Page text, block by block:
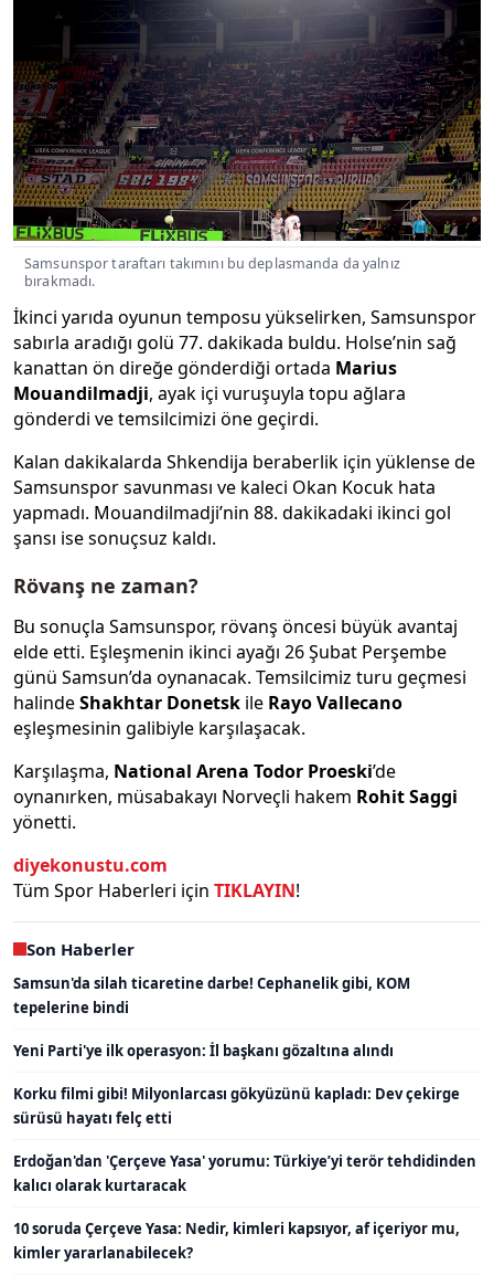
Samsunspor taraftarı takımını bu deplasmanda da yalnız
bırakmadı.
İkinci yarıda oyunun temposu yükselirken, Samsunspor
sabırla aradığı golü 77. dakikada buldu. Holse’nin sağ
kanattan ön direğe gönderdiği ortada Marius
Mouandilmadji, ayak içi vuruşuyla topu ağlara
gönderdi ve temsilcimizi öne geçirdi.
Kalan dakikalarda Shkendija beraberlik için yüklense de
Samsunspor savunması ve kaleci Okan Kocuk hata
yapmadı. Mouandilmadji’nin 88. dakikadaki ikinci gol
şansı ise sonuçsuz kaldı.
Rövanş ne zaman?
Bu sonuçla Samsunspor, rövanş öncesi büyük avantaj
elde etti. Eşleşmenin ikinci ayağı 26 Şubat Perşembe
günü Samsun’da oynanacak. Temsilcimiz turu geçmesi
halindeShakhtar Donetsk ile Rayo Vallecano
eşleşmesinin galibiyle karşılaşacak.
Karşılaşma, National Arena Todor Proeski’de
oynanırken, müsabakayı Norveçli hakem Rohit Saggi
yönetti.
diyekonustu.com
Tüm Spor Haberleri için TIKLAYIN!
Son Haberler
Samsun'da silah ticaretine darbe! Cephanelik gibi, KOM
tepelerine bindi
Yeni Parti'ye ilk operasyon: İl başkanı gözaltına alındı
Korku filmi gibi! Milyonlarcası gökyüzünü kapladı: Dev çekirge
sürüsü hayatı felç etti
Erdoğan'dan 'Çerçeve Yasa' yorumu: Türkiye’yi terör tehdidinden
kalıcı olarak kurtaracak
10 soruda Çerçeve Yasa: Nedir, kimleri kapsıyor, af içeriyor mu,
kimler yararlanabilecek?